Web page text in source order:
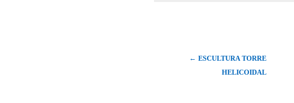
← ESCULTURA TORRE
HELICOIDAL